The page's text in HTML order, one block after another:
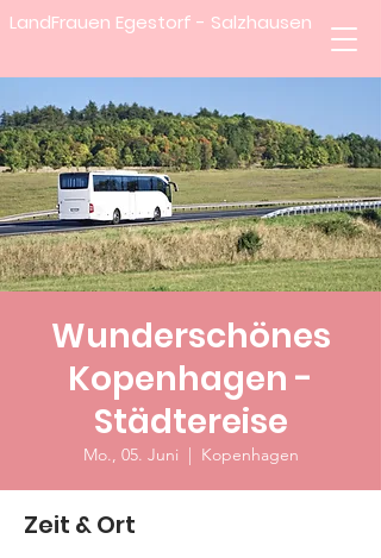
LandFrauen Egestorf - Salzhausen
Wunderschönes
Kopenhagen -
Städtereise
Mo., 05. Juni
  |
Kopenhagen
Zeit & Ort